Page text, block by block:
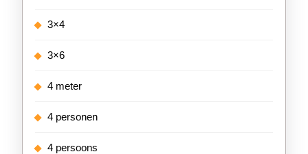
3×4
3×6
4 meter
4 personen
4 persoons